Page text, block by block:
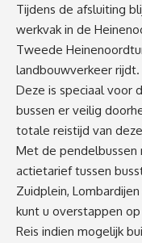
Tijdens de afsluiting
werkvak in de
Tweede
landbouwverkeer rijdt.
Deze is speciaal voor
bussen er veilig
totale reistijd van
Met de
actietarief tussen
Zuidplein,
kunt u overstappen
Reis indien mogelijk